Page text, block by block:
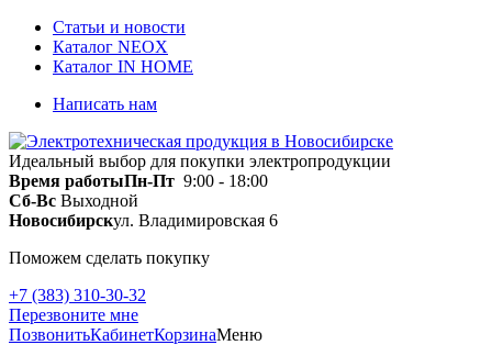
Статьи и новости
Каталог NEOX
Каталог IN HOME
Написать нам
Идеальный выбор для покупки электропродукции
Время работыПн-Пт 9:00 - 18:00
Сб-Вс Выходной
Новосибирскул. Владимировская 6
Поможем сделать покупку
+7 (383) 310-30-32
Перезвоните мне
ПозвонитьКабинетКорзинаМеню